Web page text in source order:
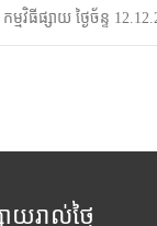
កម្មវិធីផ្សាយ ថ្ងៃច័ន្ទ
យរាល់ថ្ងៃ